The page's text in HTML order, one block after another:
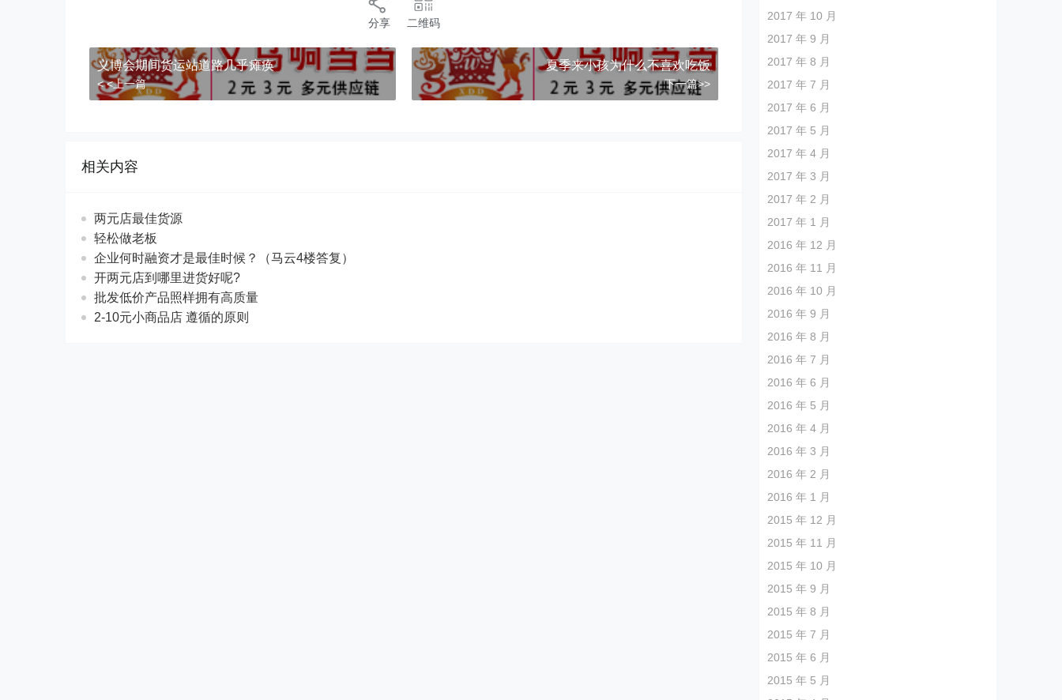
分享 二维码
义博会期间货运站道路几乎瘫痪
< <上一篇
夏季来小孩为什么不喜欢吃饭
下一篇>>
相关内容
两元店最佳货源
轻松做老板
企业何时融资才是最佳时候？（马云4楼答复）
开两元店到哪里进货好呢?
批发低价产品照样拥有高质量
2-10元小商品店 遵循的原则
2017 年 10 月
2017 年 9 月
2017 年 8 月
2017 年 7 月
2017 年 6 月
2017 年 5 月
2017 年 4 月
2017 年 3 月
2017 年 2 月
2017 年 1 月
2016 年 12 月
2016 年 11 月
2016 年 10 月
2016 年 9 月
2016 年 8 月
2016 年 7 月
2016 年 6 月
2016 年 5 月
2016 年 4 月
2016 年 3 月
2016 年 2 月
2016 年 1 月
2015 年 12 月
2015 年 11 月
2015 年 10 月
2015 年 9 月
2015 年 8 月
2015 年 7 月
2015 年 6 月
2015 年 5 月